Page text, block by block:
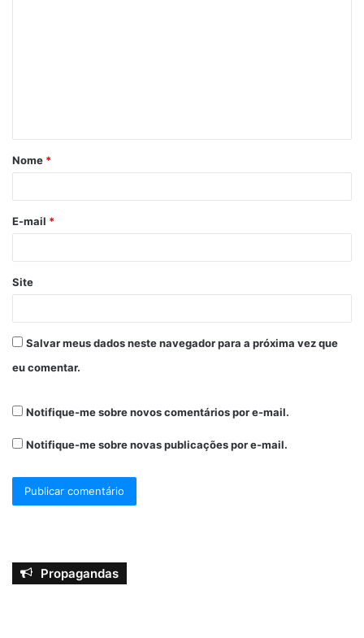
Nome *
E-mail *
Site
Salvar meus dados neste navegador para a próxima vez que
eu comentar.
Notifique-me sobre novos comentários por e-mail.
Notifique-me sobre novas publicações por e-mail.
Propagandas